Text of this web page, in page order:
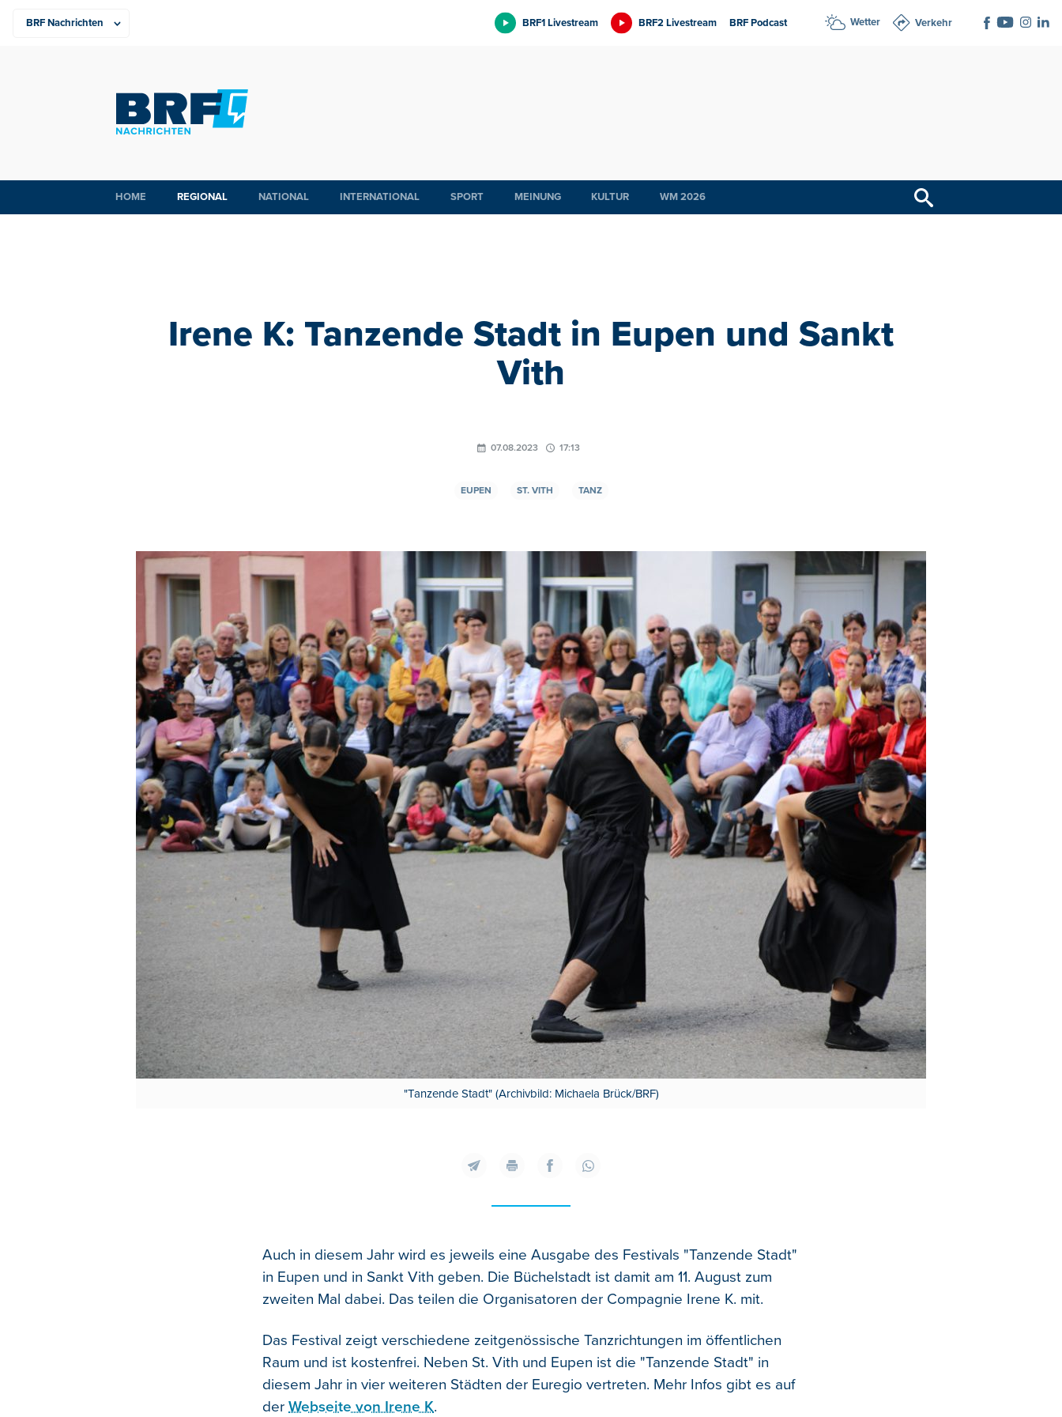
BRF1 Livestream BRF2 Livestream BRF Podcast Wetter Verkehr
HOME REGIONAL NATIONAL INTERNATIONAL SPORT MEINUNG KULTUR WM 2026
Irene K: Tanzende Stadt in Eupen und Sankt
Vith
07.08.2023 17:13
EUPEN ST. VITH TANZ
"Tanzende Stadt" (Archivbild: Michaela Brück/BRF)
Auch in diesem Jahr wird es jeweils eine Ausgabe des Festivals "Tanzende Stadt"
in Eupen und in Sankt Vith geben. Die Büchelstadt ist damit am 11. August zum
zweiten Mal dabei. Das teilen die Organisatoren der Compagnie Irene K. mit.
Das Festival zeigt verschiedene zeitgenössische Tanzrichtungen im öffentlichen
Raum und ist kostenfrei. Neben St. Vith und Eupen ist die "Tanzende Stadt" in
diesem Jahr in vier weiteren Städten der Euregio vertreten. Mehr Infos gibt es auf
der Webseite von Irene K.